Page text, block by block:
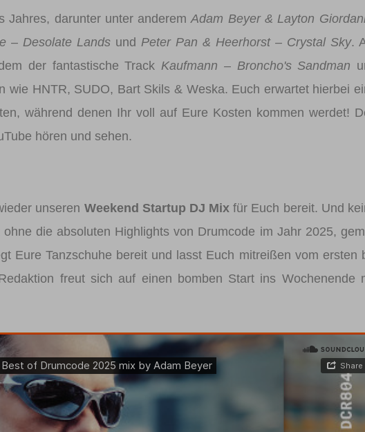
Jahres, darunter unter anderemAdam Beyer & Layton
– Desolate Lands und Peter Pan & Heerhorst – Crystal Sky.
der fantastische Track Kaufmann – Broncho's Sandman
wie HNTR, SUDO, Bart Skils & Weska. Euch erwartet hierbei
während denen Ihr voll auf Eure Kosten kommen werdet!
hören und sehen.
unseren Weekend Startup DJ Mixfür Euch bereit. Und
die absoluten Highlights von Drumcode im Jahr 2025,
Eure Tanzschuhe bereit und lasst Euch mitreißen vom ersten
freut sich auf einen bomben Start ins Wochenende